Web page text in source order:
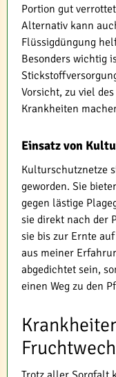
Portion gut
Alternativ kann
Flüssigdüngung
Besonders wichtig
Vorsicht, zu viel
Krankheiten
Einsatz von
Kulturschutznetze
geworden. Sie
gegen lästige
sie direkt nach der
sie bis zur Ernte
aus meiner
abgedichtet sein,
einen Weg zu den